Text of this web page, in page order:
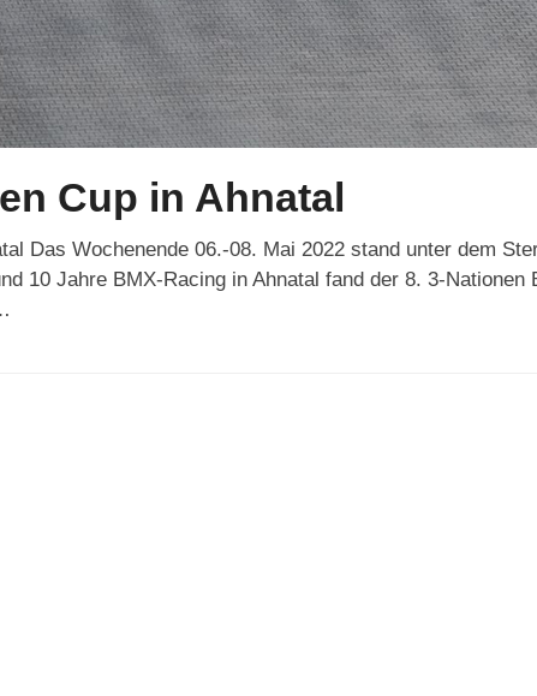
Cup in Ahnatal
Das Wochenende 06.-08. Mai 2022 stand unter dem
10 Jahre BMX-Racing in Ahnatal fand der 8. 3-Nationen